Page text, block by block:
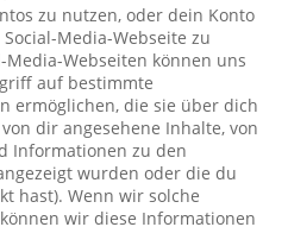
zu nutzen, oder dein Konto
Media-Webseite zu
Media-Webseiten können uns
auf bestimmte
ermöglichen, die sie über dich
dir angesehene Inhalte, von
Informationen zu den
wurden oder die du
hast). Wenn wir solche
wir diese Informationen